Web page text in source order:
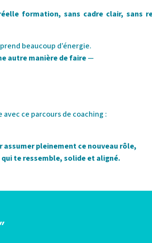
formation, sans cadre clair, sans
beaucoup d’énergie.
autre manière de faire—
ce parcours de coaching :
pleinement ce nouveau rôle,
te ressemble, solide et aligné.